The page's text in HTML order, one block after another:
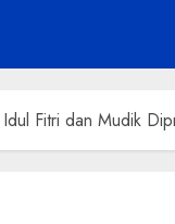
Fitri dan Mudik